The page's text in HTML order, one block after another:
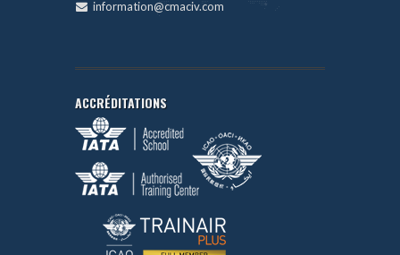
information@cmaciv.com
ACCRÉDITATIONS